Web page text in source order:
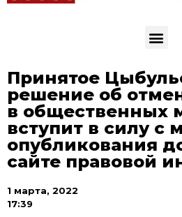
Принятое
решение об
в общественных
вступит в силу с
опубликования
сайте правовой
1 марта, 2022
17:39